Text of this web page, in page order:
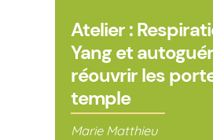
Atelier :
Yang et
réouvrir les
temple
Marie Matthieu